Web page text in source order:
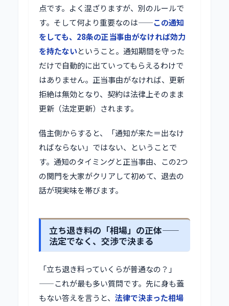
点です。よく混ざりますが、別のルールで
す。そして何より重要なのは——この通知
をしても、28条の正当事由がなければ効力
を持たないということ。通知期間を守った
だけで自動的に出ていってもらえるわけで
はありません。正当事由がなければ、更新
拒絶は無効となり、契約は法律上そのまま
更新（法定更新）されます。
借主側からすると、「通知が来た＝出なけ
ればならない」ではない、ということで
す。通知のタイミングと正当事由、この2つ
の関門を大家がクリアして初めて、退去の
話が現実味を帯びます。
立ち退き料の「相場」の正体——
法定でなく、交渉で決まる
「立ち退き料っていくらが普通なの？」
——これが最も多い質問です。先に身も蓋
もない答えを言うと、 法律で決まった相場